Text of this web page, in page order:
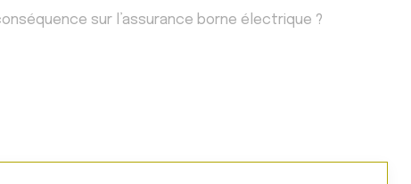
sur l’assurance borne électrique ?